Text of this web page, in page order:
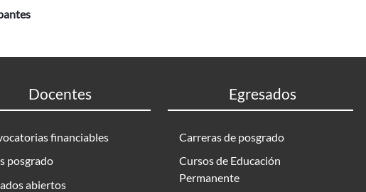
Docentes
financiables
posgrado
abiertos
Egresados
Carreras de posgrado
Cursos de Educación
Permanente